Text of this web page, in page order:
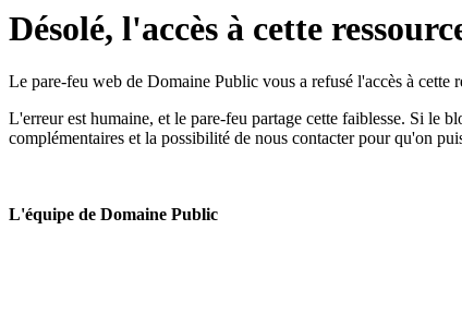
Désolé, l'accès à cette
Le pare-feu web de Domaine Public vous a refusé l'accès à cette
L'erreur est humaine, et le pare-feu partage cette faiblesse. Si le
complémentaires et la possibilité de nous contacter pour qu'on
L'équipe de Domaine Public